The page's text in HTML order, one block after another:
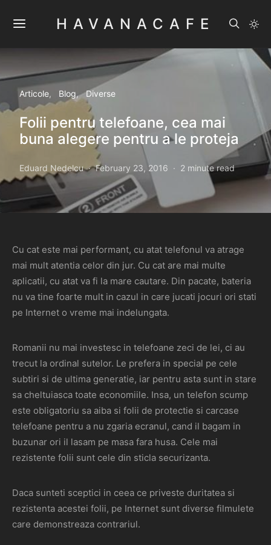
HAVANACAFE
Articole Blog Diverse
Folii pentru telefoane, cea mai
buna alegere pentru a le proteja
Eduard Nedelcu February 23, 2016 2 minute read
Cu cat este mai performant, cu atat telefonul va atrage
mai mult atentia celor din jur. Cu cat are mai multe
aplicatii, cu atat va fi la mare cautare. Din pacate, bateria
nu va tine foarte mult in cazul in care jucati jocuri ori stati
pe Internet o vreme mai indelungata.
Romanii nu mai investesc in telefoane zeci de lei, ci au
trecut la ordinal sutelor. Le prefera in special pe cele
subtiri si de ultima generatie, iar pentru asta sunt in stare
sa cheltuiasca toate economiile. Insa, un telefon scump
este obligatoriu sa aiba si folii de protectie si carcase
telefoane pentru a nu zgaria ecranul, cand il bagam in
buzunar ori il lasam pe masa fara husa. Cele mai
rezistente folii sunt cele din sticla securizanta.
Daca sunteti sceptici in ceea ce priveste duritatea si
rezistenta acestei folii, pe Internet sunt diverse filmulete
care demonstreaza contrariul.